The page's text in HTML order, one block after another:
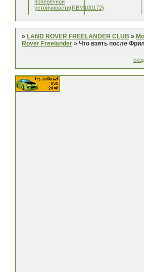
поперечной
устойчивости(RBМ100172)
» LAND ROVER FREELANDER CLUB »
Rover Freelander »Что взять после